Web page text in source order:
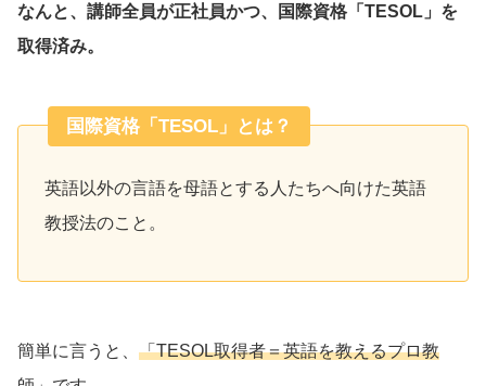
なんと、講師全員が正社員かつ、国際資格「TESOL」を
取得済み。
国際資格「TESOL」とは？
英語以外の言語を母語とする人たちへ向けた英語
教授法のこと。
簡単に言うと、 「TESOL取得者＝英語を教えるプロ教